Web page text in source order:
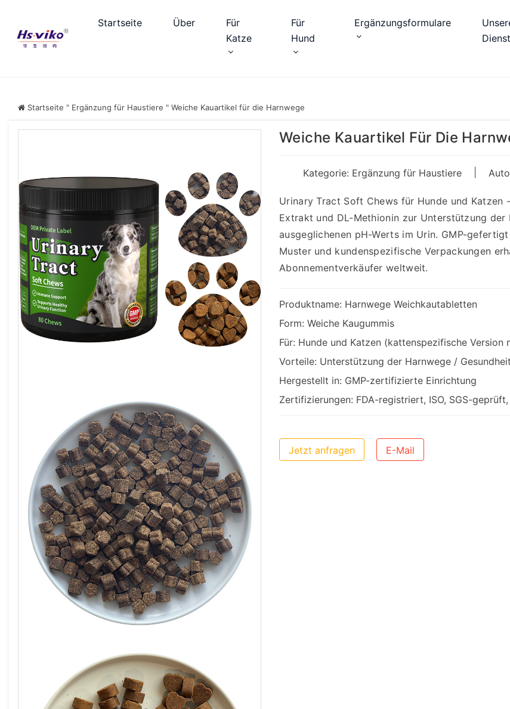
Startseite Über
Für
Katze
Für
Hund
Ergänzungsformulare
Startseite " Ergänzung für Haustiere " Weiche Kauartikel für die Harnwege
Weiche Kauartikel Für Die
Kategorie: Ergänzung für Haustiere
Urinary Tract Soft Chews für Hunde und
Extrakt und DL-Methionin zur Unterstützung
ausgeglichenen pH-Werts im Urin. GMP-
Muster und kundenspezifische Verpackungen
Abonnementverkäufer weltweit.
Produktname: Harnwege Weichkautabletten
Form: Weiche Kaugummis
Für: Hunde und Katzen (kattenspezifische
Vorteile: Unterstützung der Harnwege /
Hergestellt in: GMP-zertifizierte Einrichtung
Zertifizierungen: FDA-registriert, ISO, SGS-
Jetzt anfragen E-Mail